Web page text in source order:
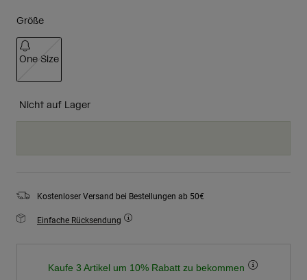
Größe
One Size
Nicht auf Lager
Kostenloser Versand bei Bestellungen ab 50€
Einfache Rücksendung
Kaufe 3 Artikel um 10% Rabatt zu bekommen